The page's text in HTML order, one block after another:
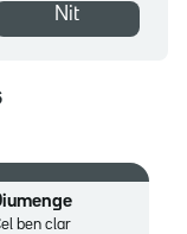
Nit
ben clar